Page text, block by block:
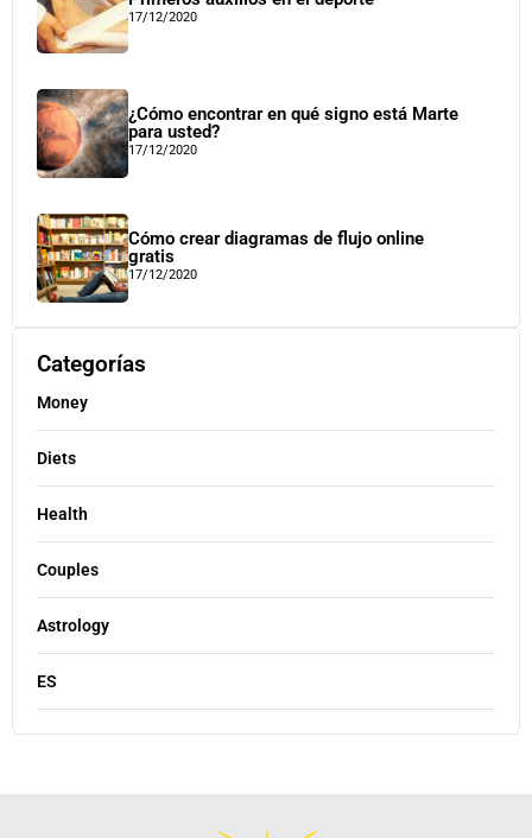
17/12/2020
¿Cómo encontrar en qué signo está Marte
para usted?
17/12/2020
Cómo crear diagramas de flujo online
gratis
17/12/2020
Categorías
Money
Diets
Health
Couples
Astrology
ES